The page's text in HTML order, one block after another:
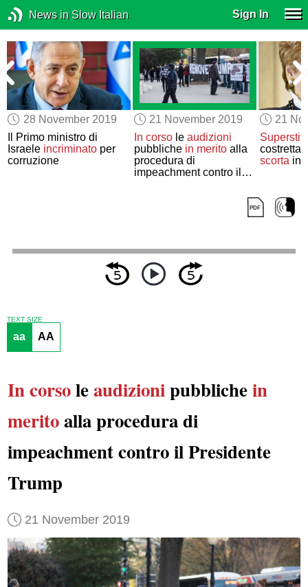
News in Slow Italian Sign In
28 November 2019
Il Primo ministro di
Israele incriminato per
corruzione
21 November 2019
In corsole audizioni
pubbliche in meritoalla
procedura di
impeachment contro il
21
costretta
scortain
TEXT SIZE
aa AA
In corsoleaudizionipubblichein
meritoalla procedura di
impeachment contro il Presidente
Trump
21 November 2019